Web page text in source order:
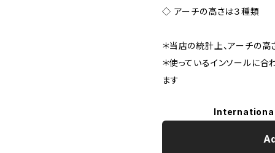
◇ アーチの高さは３種類
＊当店の統計上、アーチの
＊使っているインソールに
ます